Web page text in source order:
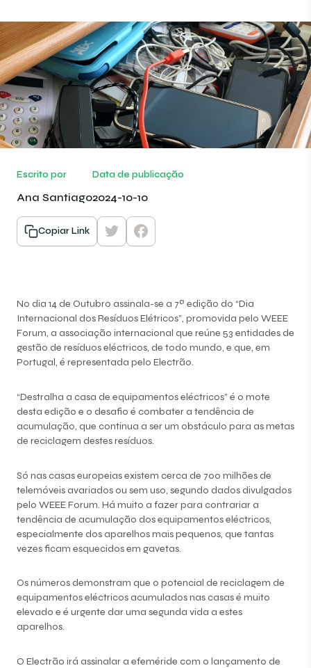
Escrito por
Ana Santiago
Data de publicação
2024-10-10
Copiar Link
No dia 14 de Outubro assinala-se a 7ª edição do “Dia
Internacional dos Resíduos Elétricos”, promovida pelo WEEE
Forum, a associação internacional que reúne 53 entidades de
gestão de resíduos eléctricos, de todo mundo, e que, em
Portugal, é representada pelo Electrão.
“Destralha a casa de equipamentos eléctricos” é o mote
desta edição e o desafio é combater a tendência de
acumulação, que continua a ser um obstáculo para as metas
de reciclagem destes resíduos.
Só nas casas europeias existem cerca de 700 milhões de
telemóveis avariados ou sem uso, segundo dados divulgados
pelo WEEE Forum. Há muito a fazer para contrariar a
tendência de acumulação dos equipamentos eléctricos,
especialmente dos aparelhos mais pequenos, que tantas
vezes ficam esquecidos em gavetas.
Os números demonstram que o potencial de reciclagem de
equipamentos eléctricos acumulados nas casas é muito
elevado e é urgente dar uma segunda vida a estes
aparelhos.
O Electrão irá assinalar a efeméride com o lançamento de